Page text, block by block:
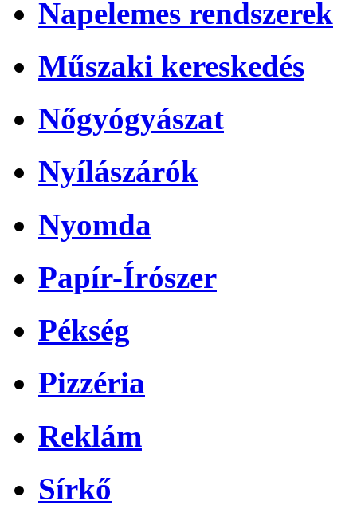
Napelemes rendszerek
Műszaki kereskedés
Nőgyógyászat
Nyílászárók
Nyomda
Papír-Írószer
Pékség
Pizzéria
Reklám
Sírkő